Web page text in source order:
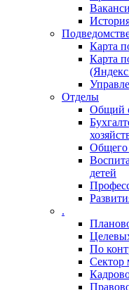
Карта
Карта
Отделы
Общий
Общего
детей
.
По
Сектор